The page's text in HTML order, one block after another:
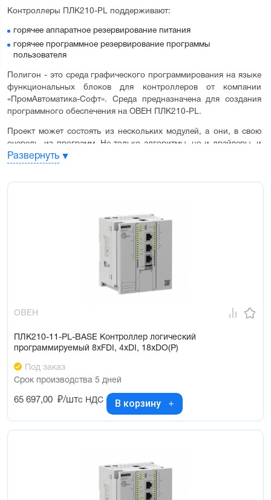
Контроллеры ПЛК210-PL поддерживают:
горячее аппаратное резервирование питания
горячее программное резервирование программы
пользователя
Полигон - это среда графического программирования на языке
функциональных блоков для контроллеров от компании
«ПромАвтоматика-Софт». Среда предназначена для создания
программного обеспечения на ОВЕН ПЛК210-PL.
Проект может состоять из нескольких модулей, а они, в свою
очередь, из программ. Не только алгоритмы, но и драйверы, и
протоколы обмена, реализованы в виде функциональных
не нужно описывать переменные, система создает их
иерархическую структуру для описания аппаратной
конфигурации, программы и обмена данными с другими
системами. Разработку упрощают следующие функции среды –
поиск по проекту, импорт/экспорт в Excel и онлайн-отладчик.
Система позволяет прикладным программистам создавать
новые функциональные блоки и библиотеки. Для реализации
нового блока можно использовать как С++, так и алгоритмы,
составленные из других блоков. Таким образом,
блоки, что существенно ускоряет разработку и отладку
возможности:
разработку иерархической структуры проекта в виде дерева,
инструменты для создания дублированных систем
графическое программирование на языке функциональных
блоков, создание многостраничной программы, широкие
загрузку, запуск и онлайн-отладку программы на контроллере
разработку пользовательских функциональных блоков
Развернуть
ОВЕН
ПЛК210-11-PL-BASE Контроллер логический
программируемый 8xFDI, 4xDI, 18xDO(Р)
Под заказ
Срок производства 5 дней
65 697,00 ₽/штс НДС В корзину